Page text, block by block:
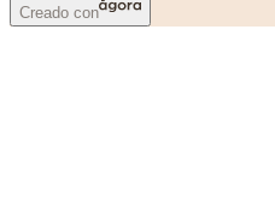
Creado con